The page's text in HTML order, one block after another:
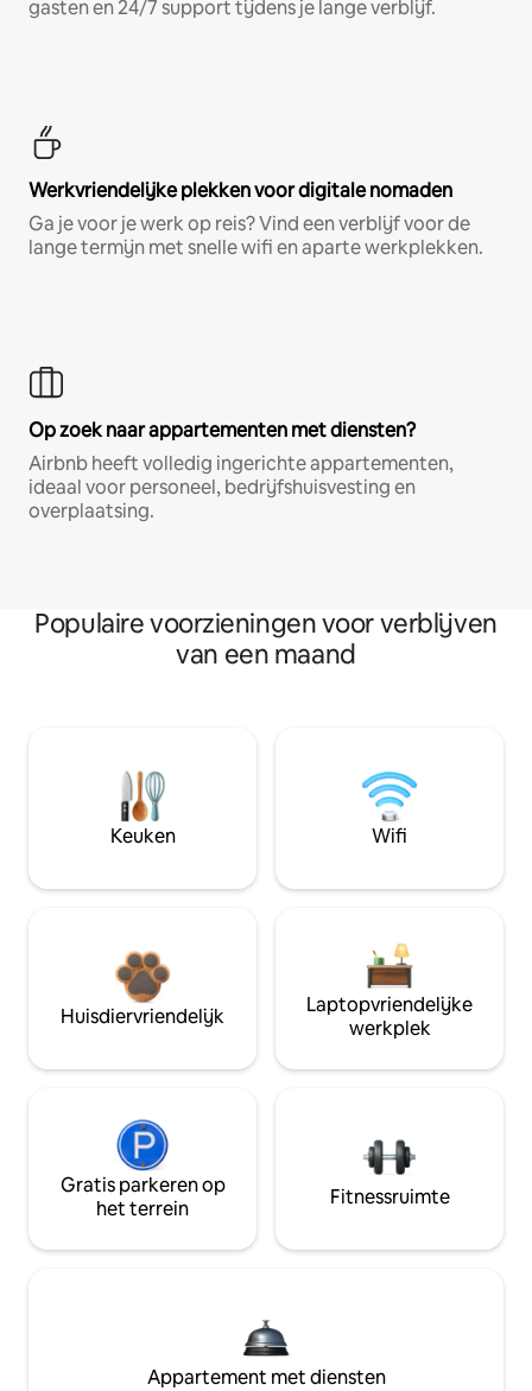
gasten en 24/7 support tijdens je lange verblijf.
Werkvriendelijke plekken voor digitale nomaden
Ga je voor je werk op reis? Vind een verblijf voor de
lange termijn met snelle wifi en aparte werkplekken.
Op zoek naar appartementen met diensten?
Airbnb heeft volledig ingerichte appartementen,
ideaal voor personeel, bedrijfshuisvesting en
overplaatsing.
Populaire voorzieningen voor verblijven
van een maand
Keuken Wifi
Huisdiervriendelijk
Laptopvriendelijke
werkplek
Gratis parkeren op
het terrein
Fitnessruimte
Appartement met diensten